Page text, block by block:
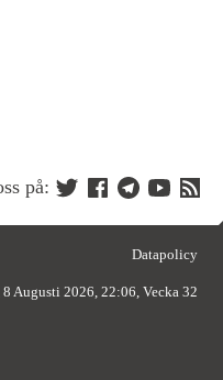
på:
Datapolicy
Augusti 2026, 22:06, Vecka 32